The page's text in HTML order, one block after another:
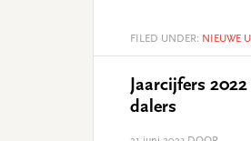
FILED UNDER: NIEUWE
Jaarcijfers
dalers